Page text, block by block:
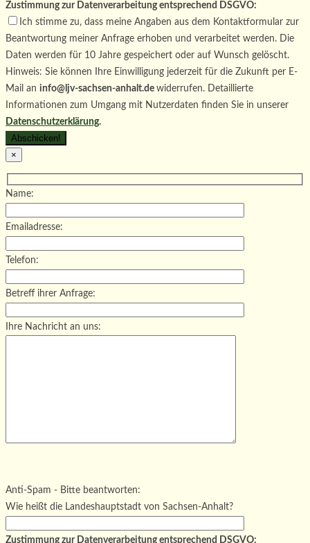
Zustimmung zur Datenverarbeitung entsprechend DSGVO:
Ich stimme zu, dass meine Angaben aus dem Kontaktformular zur
Beantwortung meiner Anfrage erhoben und verarbeitet werden. Die
Daten werden für 10 Jahre gespeichert oder auf Wunsch gelöscht.
Hinweis: Sie können Ihre Einwilligung jederzeit für die Zukunft per E-
Mail an info@ljv-sachsen-anhalt.de widerrufen. Detaillierte
Informationen zum Umgang mit Nutzerdaten finden Sie in unserer
Datenschutzerklärung.
×
Name:
Emailadresse:
Telefon:
Betreff ihrer Anfrage:
Ihre Nachricht an uns:
Bitte lasse dieses Feld leer.
Anti-Spam - Bitte beantworten:
Wie heißt die Landeshauptstadt von Sachsen-Anhalt?
Zustimmung zur Datenverarbeitung entsprechend DSGVO: